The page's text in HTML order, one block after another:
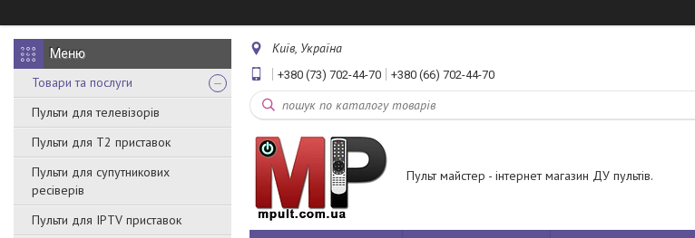
Товари та послуги
Пульти для телевізорів
Пульти для Т2 приставок
Пульти для супутникових
ресіверів
Пульти для IPTV приставок
Київ, Україна
+380 (73) 702-44-70 +380 (66) 702-44-70
Пульт майстер - інтернет магазин ДУ пультів.